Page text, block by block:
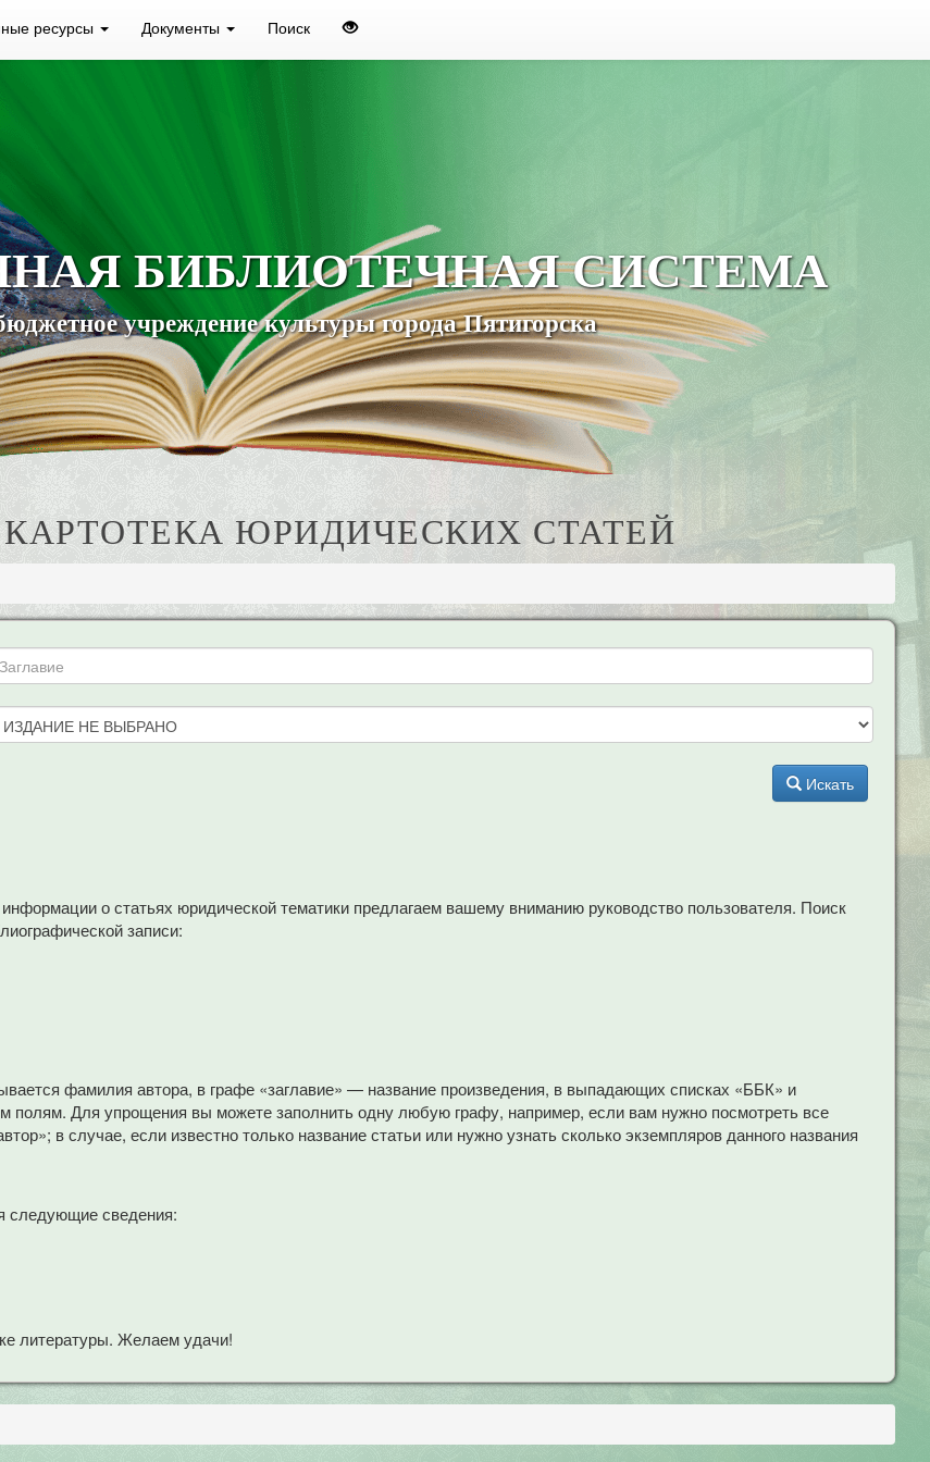
ресурсы Документы Поиск
БИБЛИОТЕЧНАЯ СИСТЕМА
учреждение культуры города Пятигорска
ЮРИДИЧЕСКИХ СТАТЕЙ
Искать
о статьях юридической тематики предлагаем вашему вниманию руководство пользователя. Поиск
записи:
фамилия автора, в графе «заглавие» — название произведения, в выпадающих списках «ББК» и
полям. Для упрощения вы можете заполнить одну любую графу, например, если вам нужно посмотреть все
в случае, если известно только название статьи или нужно узнать сколько экземпляров данного названия
следующие сведения:
литературы. Желаем удачи!